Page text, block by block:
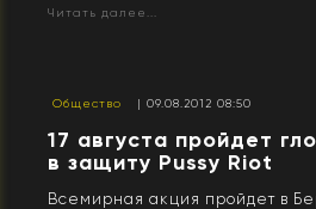
Читать далее...
Общество | 09.08.2012 08:50
17 августа пройдет
в защиту Pussy Riot
Всемирная акция пройдет в